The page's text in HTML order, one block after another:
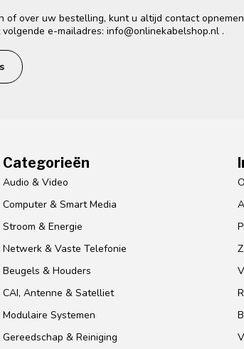
of over uw bestelling, kunt u altijd contact opnemen
e-mailadres: info@onlinekabelshop.nl .
Categorieën
Audio & Video
Computer & Smart Media
Stroom & Energie
Netwerk & Vaste Telefonie
Beugels & Houders
CAI, Antenne & Satelliet
Modulaire Systemen
Gereedschap & Reiniging